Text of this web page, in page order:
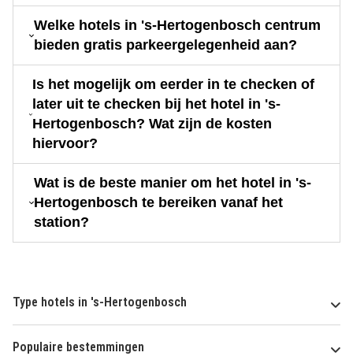
Welke hotels in 's-Hertogenbosch centrum
bieden gratis parkeergelegenheid aan?
Is het mogelijk om eerder in te checken of
later uit te checken bij het hotel in 's-
Hertogenbosch? Wat zijn de kosten
hiervoor?
Wat is de beste manier om het hotel in 's-
Hertogenbosch te bereiken vanaf het
station?
Type hotels in 's-Hertogenbosch
Populaire bestemmingen